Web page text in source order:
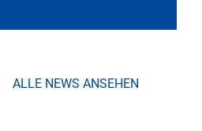
ALLE NEWS ANSEHEN